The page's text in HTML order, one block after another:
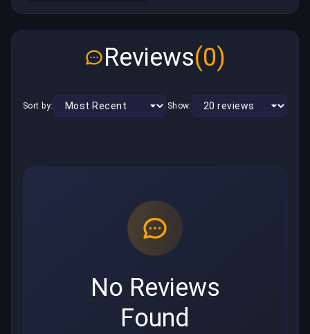
Reviews(0)
Sort by: Show:
No Reviews
Found